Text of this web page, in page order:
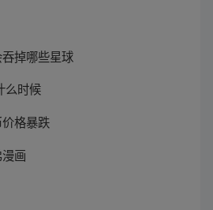
掉哪些星球
么时候
格暴跌
画